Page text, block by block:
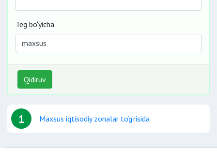
Teg bo‘yicha
Qidiruv
1 Maxsus iqtisodiy zonalar to‘g‘risida